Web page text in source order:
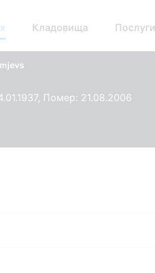
Кладовища Послуги
Помер: 21.08.2006